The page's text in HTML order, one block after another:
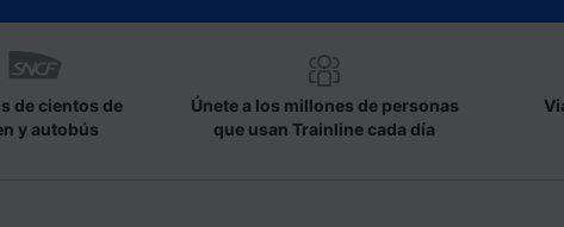
de cientos de
y autobús
Únete a los millones de personas
que usan Trainline cada día